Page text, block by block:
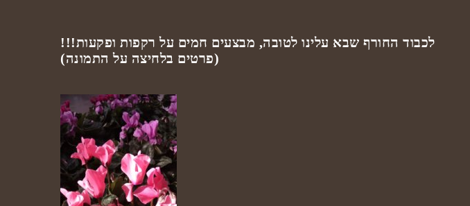
לכבוד החורף שבא עלינו לטובה, מבצעים חמים על רקפות ופקעות!!!
(פרטים בלחיצה על התמונה)